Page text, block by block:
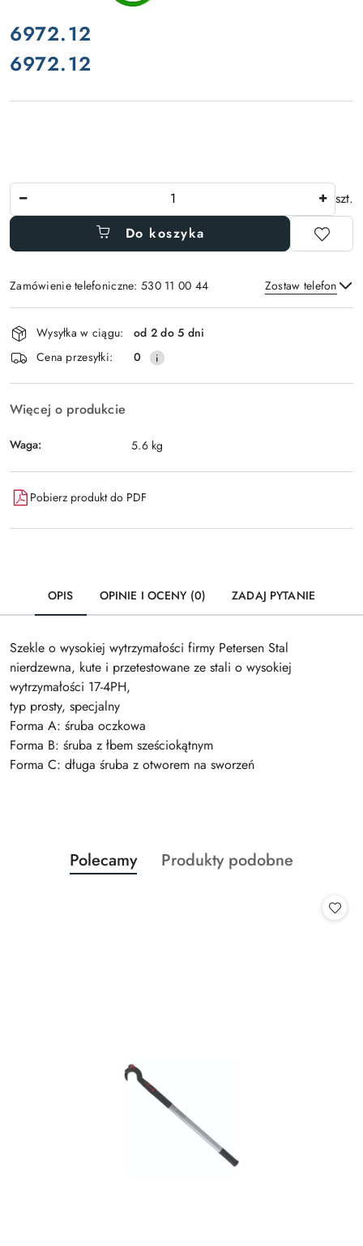
cena:
6972.12
Cena:
6972.12
Ilość
szt.
Do koszyka
Zamówienie telefoniczne: 530 11 00 44 Zostaw telefon
Wyślij
Dostępność
i
dostawa
Wysyłka w ciągu:
od 2 do 5 dni
Cena przesyłki:
0
Więcej o produkcie
Waga: 5.6 kg
Pobierz produkt do PDF
OPIS OPINIE I OCENY (0) ZADAJ PYTANIE
Szekle o wysokiej wytrzymałości firmy Petersen Stal
nierdzewna, kute i przetestowane ze stali o wysokiej
wytrzymałości 17-4PH,
typ prosty, specjalny
Forma A: śruba oczkowa
Forma B: śruba z łbem sześciokątnym
Forma C: długa śruba z otworem na sworzeń
Pomiń karuzelę produktów
Produkty
o
Polecamy
Produkty
Produkty podobne